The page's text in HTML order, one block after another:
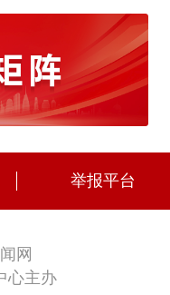
举报平台
网
心主办